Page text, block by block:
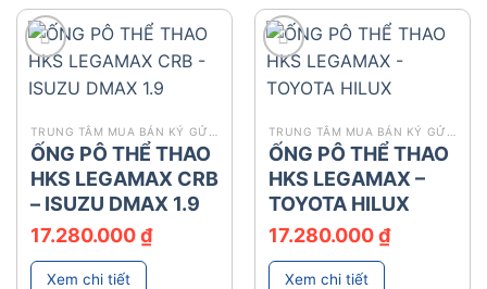
add
ỐNG PÔ THỂ THAO
HKS LEGAMAX CRB
– ISUZU DMAX 1.9
17.280.000₫
Xem chi tiết
add
ỐNG PÔ THỂ THAO
HKS LEGAMAX –
TOYOTA HILUX
17.280.000₫
Xem chi tiết